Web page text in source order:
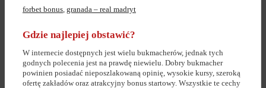
forbet bonus, granada – real madryt
Gdzie najlepiej obstawić?
W internecie dostępnych jest wielu bukmacherów, jednak tych
godnych polecenia jest na prawdę niewielu. Dobry bukmacher
powinien posiadać nieposzlakowaną opinię, wysokie kursy, szeroką
ofertę zakładów oraz atrakcyjny bonus startowy. Wszystkie te cechy